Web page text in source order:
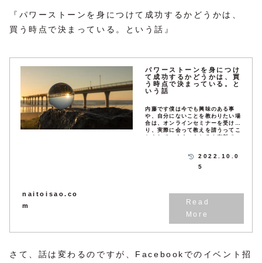
『パワーストーンを身につけて成功するかどうかは、
買う時点で決まっている。という話』
パワーストーンを身につけ
て成功するかどうかは、買
う時点で決まっている。と
いう話
内藤です僕は今でも興味のある事
や、自分にないことを教わりたい場
合は、オンラインセミナーを受けた
り、実際に会って教えを請うってこ
とをしています。もちろん有料で。
naitoisao.co
m
2022.10.0
5
さて、話は変わるのですが、Facebookでのイベント招